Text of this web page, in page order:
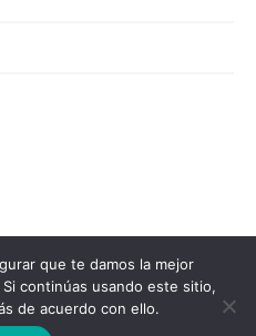
- Todos los derechos
que te damos la mejor
continúas usando este sitio,
de acuerdo con ello.